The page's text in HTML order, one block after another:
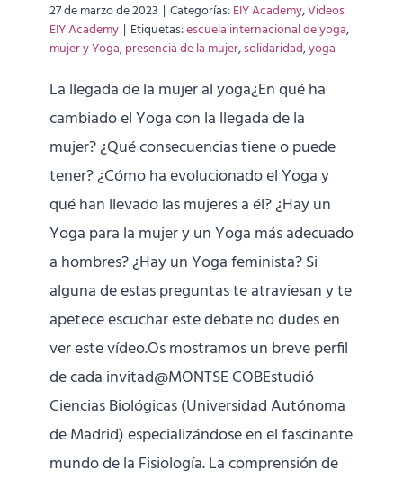
27 de marzo de 2023 | Categorías:EIY Academy,Videos
EIY Academy | Etiquetas:escuela internacional de yoga,
mujer y Yoga,presencia de la mujer,solidaridad,yoga
La llegada de la mujer al yoga¿En qué ha
cambiado el Yoga con la llegada de la
mujer? ¿Qué consecuencias tiene o puede
tener? ¿Cómo ha evolucionado el Yoga y
qué han llevado las mujeres a él? ¿Hay un
Yoga para la mujer y un Yoga más adecuado
a hombres? ¿Hay un Yoga feminista? Si
alguna de estas preguntas te atraviesan y te
apetece escuchar este debate no dudes en
ver este vídeo.Os mostramos un breve perfil
de cada invitad@MONTSE COBEstudió
Ciencias Biológicas (Universidad Autónoma
de Madrid) especializándose en el fascinante
mundo de la Fisiología. La comprensión de